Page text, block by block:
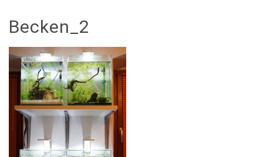
Becken_2